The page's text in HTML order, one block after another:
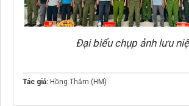
Đại biểu chụp ảnh lưu
Tác giả: Hồng Thắm (HM)